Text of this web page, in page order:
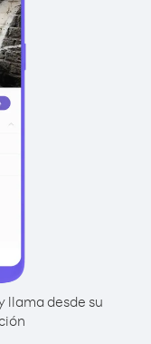
llama desde su